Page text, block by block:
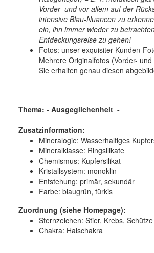
Vorder- und vor allem auf der
intensive Blau-Nuancen zu
ein, ihn immer wieder zu
Entdeckungsreise zu gehen!
Fotos: unser exquisiter Kunden-
Mehrere Originalfotos (Vorder-
Sie erhalten genau diesen
Thema: - Ausgeglichenheit -
Zusatzinformation:
Mineralogie: Wasserhaltiges
Mineralklasse: Ringsilikate
Chemismus: Kupfersilikat
Kristallsystem: monoklin
Entstehung: primär, sekundär
Farbe: blaugrün, türkis
Zuordnung (siehe Homepage):
Sternzeichen: Stier, Krebs, Schütze
Chakra: Halschakra